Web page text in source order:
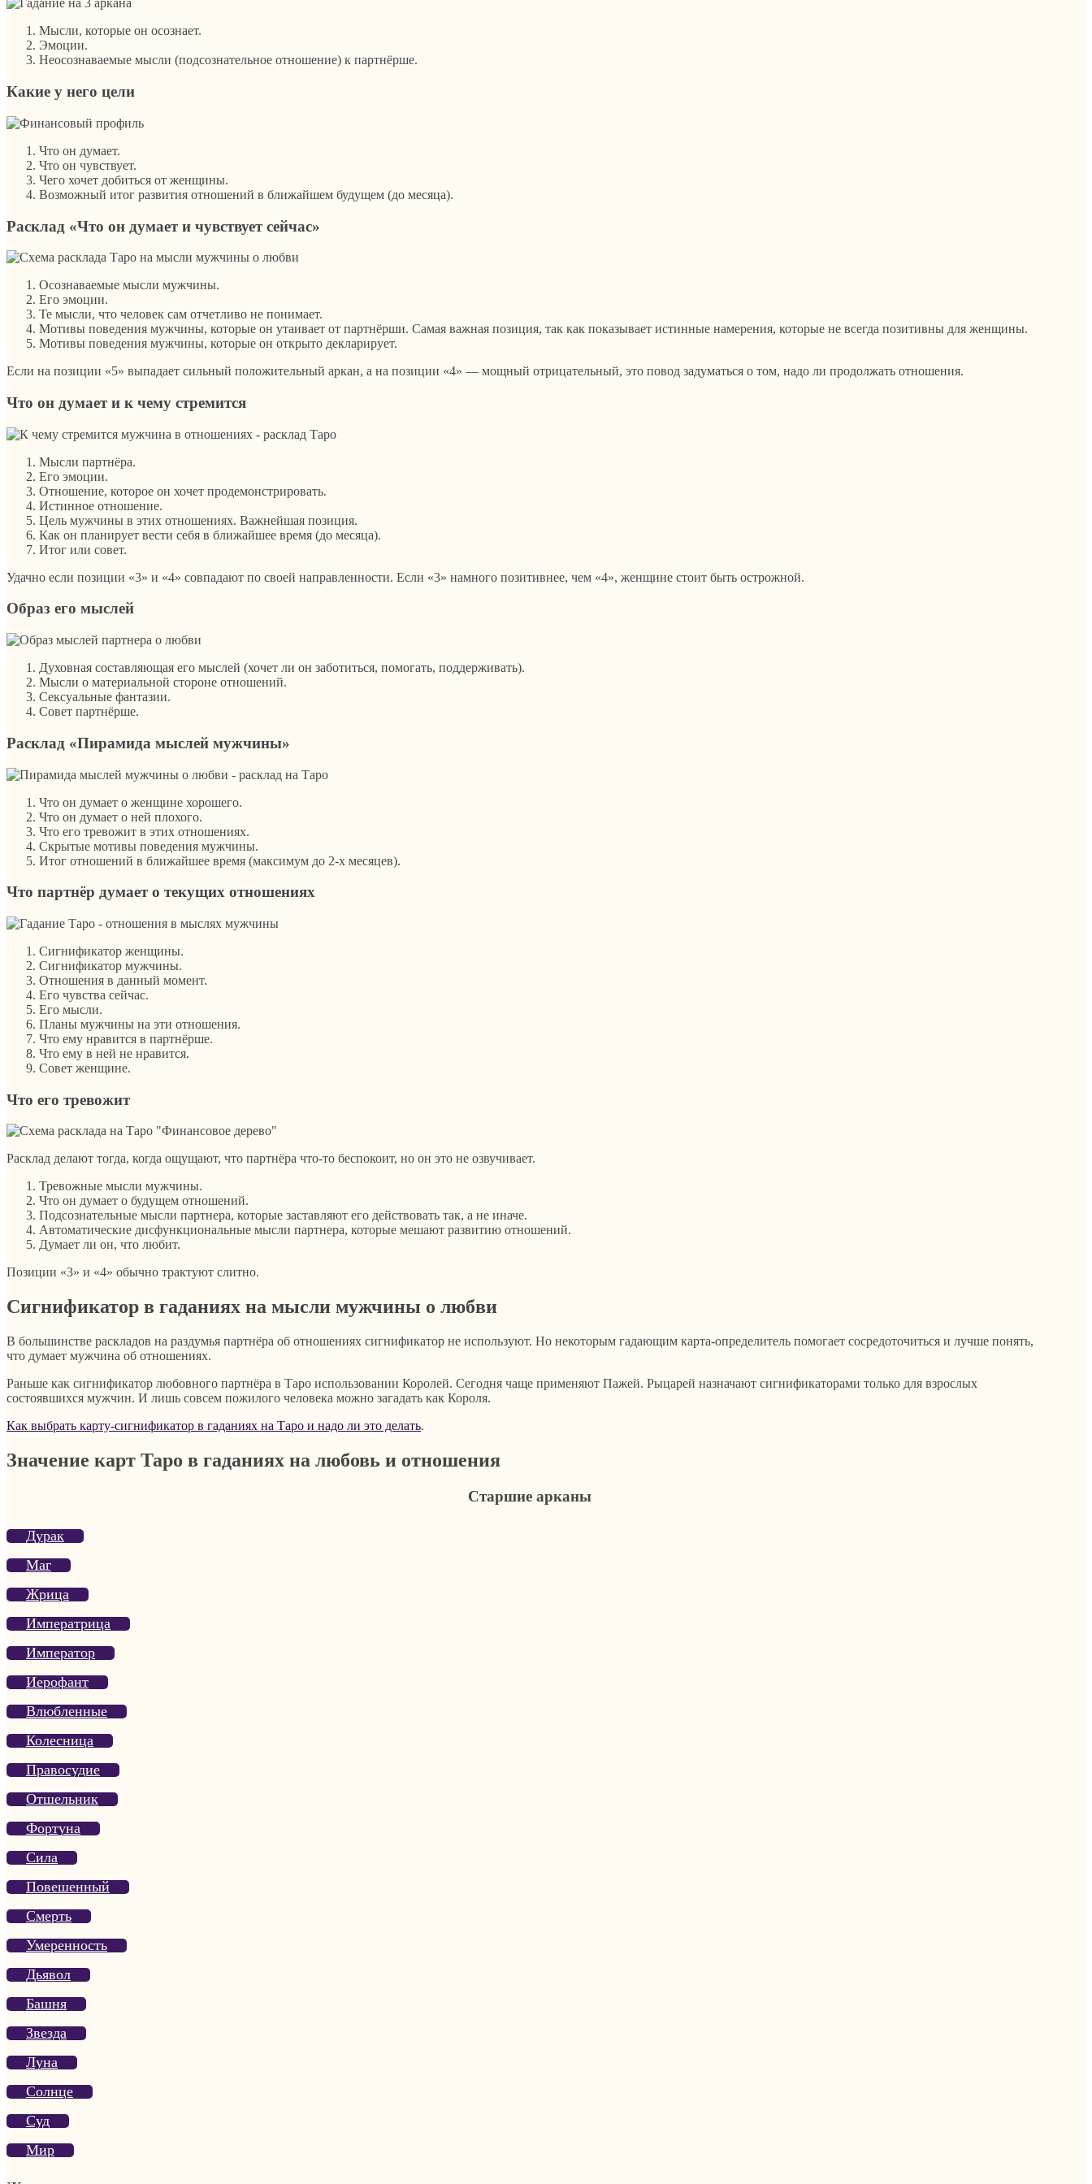
Мысли, которые он осознает.
Эмоции.
Неосознаваемые мысли (подсознательное отношение) к партнёрше.
Какие у него цели
Чтo он думaeт.
Чтo он чувствует.
Чего хочет добиться от женщины.
Возможный итог развития отношений в ближайшем будущем (до месяца).
Расклад «Что он думает и чувствует сейчас»
Осознаваемые мысли мужчины.
Его эмоции.
Те мысли, что человек сам отчетливо не понимает.
Мотивы поведения мужчины, которые он утаивает от партнёрши. Самая важная позиция, так как показывает истинные намерения, которые не всегда позитивны для женщины.
Мотивы поведения мужчины, которые он открыто декларирует.
Если на позиции «5» выпадает сильный положительный аркан, а на позиции «4» — мощный отрицательный, это повод задуматься о том, надо ли продолжать отношения.
Что он думает и к чему стремится
Мысли партнёра.
Его эмоции.
Отношение, которое он хочет продемонстрировать.
Истинное отношение.
Цель мужчины в этих отношениях. Важнейшая позиция.
Как он планирует вести себя в ближайшее время (до месяца).
Итог или совет.
Удачно если позиции «3» и «4» совпадают по своей направленности. Если «3» намного позитивнее, чем «4», женщине стоит быть острожной.
Образ его мыслей
Духовная составляющая его мыслей (хочет ли он заботиться, помогать, поддерживать).
Мысли о материальной стороне отношений.
Сексуальные фантазии.
Совет партнёрше.
Расклад «Пирамида мыслей мужчины»
Что он думает о женщине хорошего.
Что он думает о ней плохого.
Что его тревожит в этих отношениях.
Скрытые мотивы поведения мужчины.
Итог отношений в ближайшее время (максимум до 2-х месяцев).
Что партнёр думает о текущих отношениях
Сигнификатор женщины.
Сигнификатор мужчины.
Отношения в данный момент.
Его чувства сейчас.
Его мысли.
Планы мужчины на эти отношения.
Что ему нравится в партнёрше.
Что ему в ней не нравится.
Совет женщине.
Что его тревожит
Расклад делают тогда, когда ощущают, что партнёра что-то беспокоит, но он это не озвучивает.
Тревожные мысли мужчины.
Что он думает о будущем отношений.
Подсознательные мысли партнера, которые заставляют его действовать так, а не иначе.
Автоматические дисфункциональные мысли партнера, которые мешают развитию отношений.
Думает ли он, что любит.
Позиции «3» и «4» обычно трактуют слитно.
Сигнификатор в гаданиях на мысли мужчины о любви
В большинстве раскладов на раздумья партнёра об отношениях сигнификатор не используют. Но некоторым гадающим карта-определитель помогает сосредоточиться и лучше понять,
что думает мужчина об отношениях.
Раньше как сигнификатор любовного партнёра в Таро использовании Королей. Сегодня чаще применяют Пажей. Рыцарей назначают сигнификаторами только для взрослых
состоявшихся мужчин. И лишь совсем пожилого человека можно загадать как Короля.
Как выбрать карту-сигнификатор в гаданиях на Таро и надо ли это делать.
Значение карт Таро в гаданиях на любовь и отношения
Старшие арканы
Дурак
Маг
Жрица
Императрица
Император
Иерофант
Влюбленные
Колесница
Правосудие
Отшельник
Фортуна
Сила
Повешенный
Смерть
Умеренность
Дьявол
Башня
Звезда
Луна
Солнце
Суд
Мир